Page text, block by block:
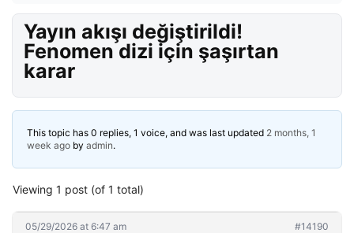
Yayın akışı değiştirildi!
Fenomen dizi için şaşırtan
karar
This topic has 0 replies, 1 voice, and was last updated 2 months, 1
week ago by admin.
Viewing 1 post (of 1 total)
05/29/2026 at 6:47 am #14190